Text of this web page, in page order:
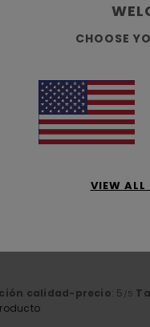
basado en7 reseñas
El 43% de nuestros
calidad-precio
calidad-precio: 5 /5
CHOOSE
VIEW ALL